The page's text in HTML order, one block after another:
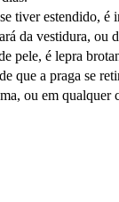
tiver estendido,
da vestidura, ou
pele, é lepra
que a praga se
ou em